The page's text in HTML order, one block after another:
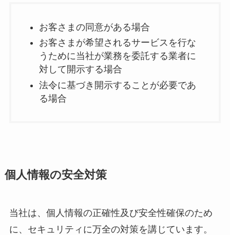
お客さまの同意がある場合
お客さまが希望されるサービスを行な
うために当社が業務を委託する業者に
対して開示する場合
法令に基づき開示することが必要であ
る場合
個人情報の安全対策
当社は、個人情報の正確性及び安全性確保のため
に、セキュリティに万全の対策を講じています。